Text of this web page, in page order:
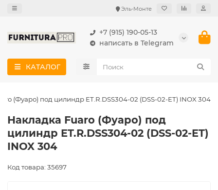
Эль-Монте
+7 (915) 190-05-13
написать в Telegram
КАТАЛОГ
(Фуаро) под цилиндр ET.R.DSS304-02 (DSS-02-ET) INOX 304
Накладка Fuaro (Фуаро) под
цилиндр ET.R.DSS304-02 (DSS-02-ET)
INOX 304
Код товара: 35697